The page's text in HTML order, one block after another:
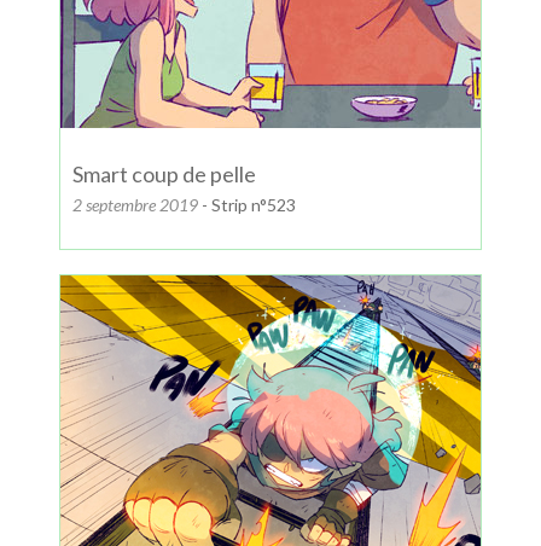
Smart coup de pelle
2 septembre 2019 - Strip n°523